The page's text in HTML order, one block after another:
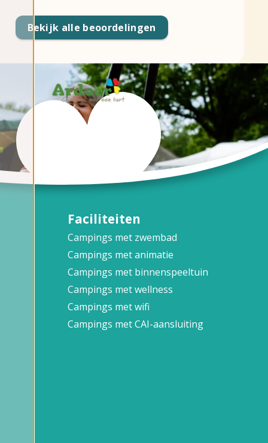
Bekijk alle beoordelingen
Faciliteiten
Campings met zwembad
Campings met animatie
Campings met binnenspeeltuin
Campings met wellness
Campings met wifi
Campings met CAI-aansluiting